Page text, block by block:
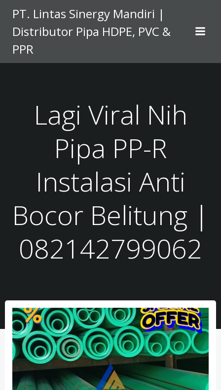
to
content
PT. Lintas Sinergy Mandiri |
Distributor Pipa HDPE, PVC &
PPR
Lagi Viral Nih
Pipa PP-R
Instalasi Anti
Bocor Belitung |
082142799062